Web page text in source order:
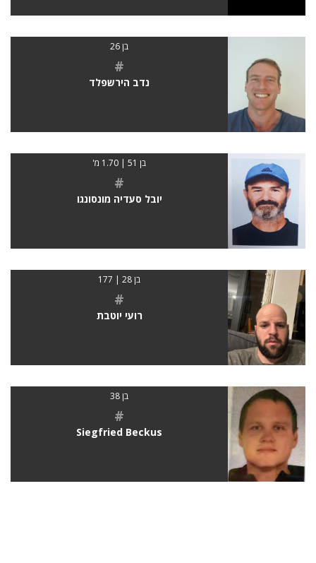
בן 26
#
נדב הירשפלד
בן 51 | 1.70 מ'
#
יובל סעדיה מונסונגו
בן 28 | 177
#
רועי יוטבת
בן 38
#
Siegfried Beckus